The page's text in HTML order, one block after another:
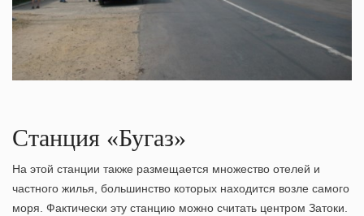
Станция «Бугаз»
На этой станции также размещается множество отелей и
частного жилья, большинство которых находится возле самого
моря. Фактически эту станцию можно считать центром Затоки